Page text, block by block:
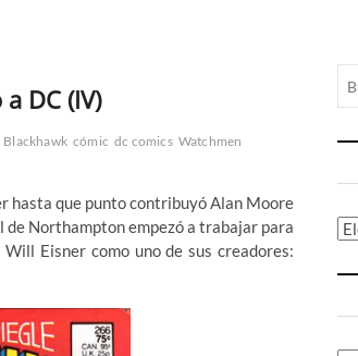
DC (IV)
Blackhawk cómic dc comics Watchmen
hasta que punto contribuyó Alan Moore
de Northampton empezó a trabajar para
Eisner como uno de sus creadores: